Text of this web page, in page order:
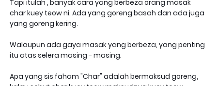
Tapi itulah , banyak cara yang berbeza orang masak
char kuey teow ni. Ada yang goreng basah dan ada juga
yang goreng kering.
Walaupun ada gaya masak yang berbeza, yang penting
itu atas selera masing - masing.
Apa yang sis faham "Char" adalah bermaksud goreng,